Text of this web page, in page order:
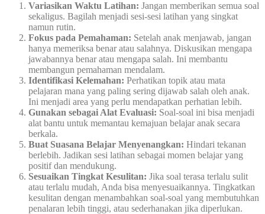
Variasikan Waktu Latihan: Jangan memberikan semua soal
sekaligus. Bagilah menjadi sesi-sesi latihan yang singkat
namun rutin.
Fokus pada Pemahaman: Setelah anak menjawab, jangan
hanya memeriksa benar atau salahnya. Diskusikan mengapa
jawabannya benar atau mengapa salah. Ini membantu
membangun pemahaman mendalam.
Identifikasi Kelemahan: Perhatikan topik atau mata
pelajaran mana yang paling sering dijawab salah oleh anak.
Ini menjadi area yang perlu mendapatkan perhatian lebih.
Gunakan sebagai Alat Evaluasi: Soal-soal ini bisa menjadi
alat bantu untuk memantau kemajuan belajar anak secara
berkala.
Buat Suasana Belajar Menyenangkan: Hindari tekanan
berlebih. Jadikan sesi latihan sebagai momen belajar yang
positif dan mendukung.
Sesuaikan Tingkat Kesulitan: Jika soal terasa terlalu sulit
atau terlalu mudah, Anda bisa menyesuaikannya. Tingkatkan
kesulitan dengan menambahkan soal-soal yang membutuhkan
penalaran lebih tinggi, atau sederhanakan jika diperlukan.